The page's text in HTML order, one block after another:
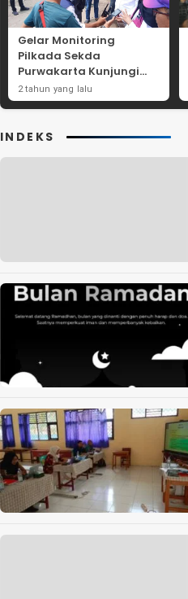
Gelar Monitoring
Pilkada Sekda
Purwakarta Kunjungi
Beberapa TPS Yang Ada
Di Purwakarta
2 tahun yang lalu
INDEKS